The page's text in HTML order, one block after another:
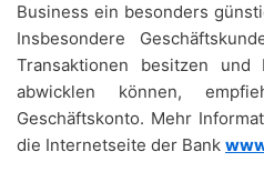
Business ein besonders
Insbesondere
Transaktionen besitzen und
abwicklen können,
Geschäftskonto. Mehr
die Internetseite der Bank